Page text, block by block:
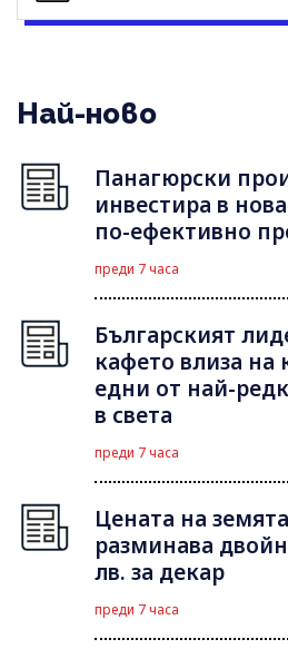
Най-ново
Панагюрски
инвестира в
по-ефективно
преди 7 часа
Българският
кафето влиза на
едни от най-
в света
преди 7 часа
Цената на
разминава
лв. за декар
преди 7 часа